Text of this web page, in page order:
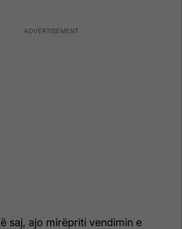
saj, ajo mirëpriti vendimin e